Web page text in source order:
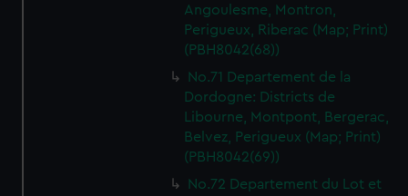
Angoulesme, Montron,
Perigueux, Riberac (Map; Print)
(PBH8042(68))
No.71 Departement de la
Dordogne: Districts de
Libourne, Montpont, Bergerac,
Belvez, Perigueux (Map; Print)
(PBH8042(69))
No.72 Departement du Lot et